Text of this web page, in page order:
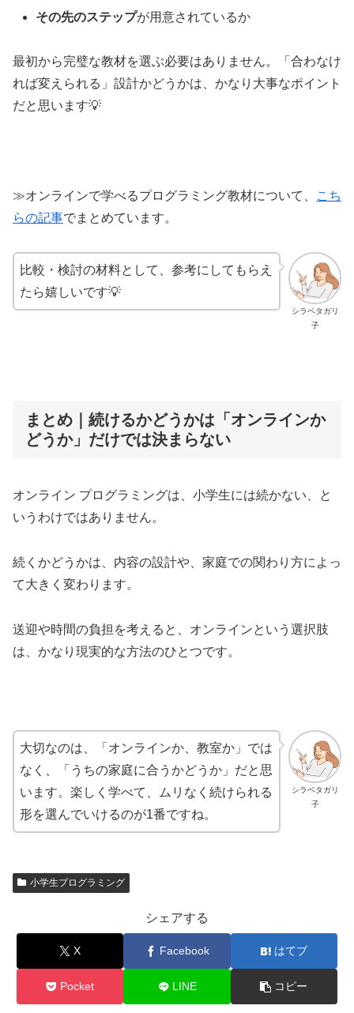
その先のステップが用意されているか
最初から完璧な教材を選ぶ必要はありません。「合わなけ
れば変えられる」設計かどうかは、かなり大事なポイント
だと思います💡
≫オンラインで学べるプログラミング教材について、
こち
らの記事でまとめています。
シラベタガリ
子
比較・検討の材料として、参考にしてもらえ
たら嬉しいです💡
まとめ｜続けるかどうかは「オンラインか
どうか」だけでは決まらない
オンライン プログラミングは、小学生には続かない、と
いうわけではありません。
続くかどうかは、内容の設計や、家庭での関わり方によっ
て大きく変わります。
送迎や時間の負担を考えると、オンラインという選択肢
は、かなり現実的な方法のひとつです。
シラベタガリ
子
大切なのは、「オンラインか、教室か」では
なく、「うちの家庭に合うかどうか」だと思
います。楽しく学べて、ムリなく続けられる
形を選んでいけるのが1番ですね。
小学生プログラミング
シェアする
X Facebook はてブ
Pocket LINE コピー